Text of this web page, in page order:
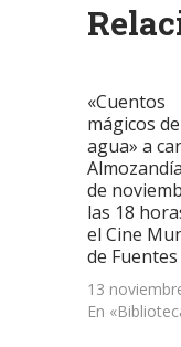
en
una
«Cuentos
mágicos
agua» a
de
las 18
el Cine
de Fuentes
13
En